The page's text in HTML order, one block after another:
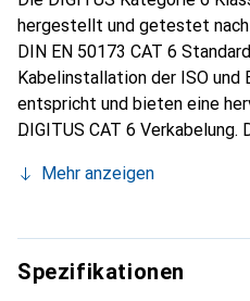
hergestellt und getestet
DIN EN 50173 CAT 6
Kabelinstallation der ISO und
entspricht und bieten eine
DIGITUS CAT 6
beispielsweise dem
Ansprüchen in den
vollem Umfang gerecht zu
einer angespritzten
Mehr anzeigen
Spezifikationen